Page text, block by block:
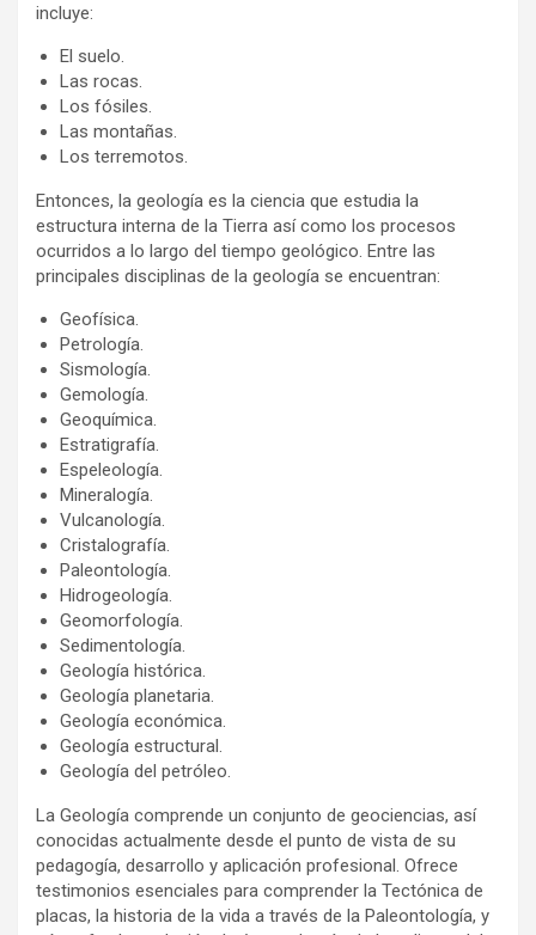
incluye:
El suelo.
Las rocas.
Los fósiles.
Las montañas.
Los terremotos.
Entonces, la geología es la ciencia que estudia la
estructura interna de la Tierra así como los procesos
ocurridos a lo largo del tiempo geológico. Entre las
principales disciplinas de la geología se encuentran:
Geofísica.
Petrología.
Sismología.
Gemología.
Geoquímica.
Estratigrafía.
Espeleología.
Mineralogía.
Vulcanología.
Cristalografía.
Paleontología.
Hidrogeología.
Geomorfología.
Sedimentología.
Geología histórica.
Geología planetaria.
Geología económica.
Geología estructural.
Geología del petróleo.
La Geología comprende un conjunto de geociencias, así
conocidas actualmente desde el punto de vista de su
pedagogía, desarrollo y aplicación profesional. Ofrece
testimonios esenciales para comprender la Tectónica de
placas, la historia de la vida a través de la Paleontología, y